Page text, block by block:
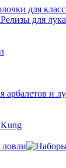
для
Релизы для лука